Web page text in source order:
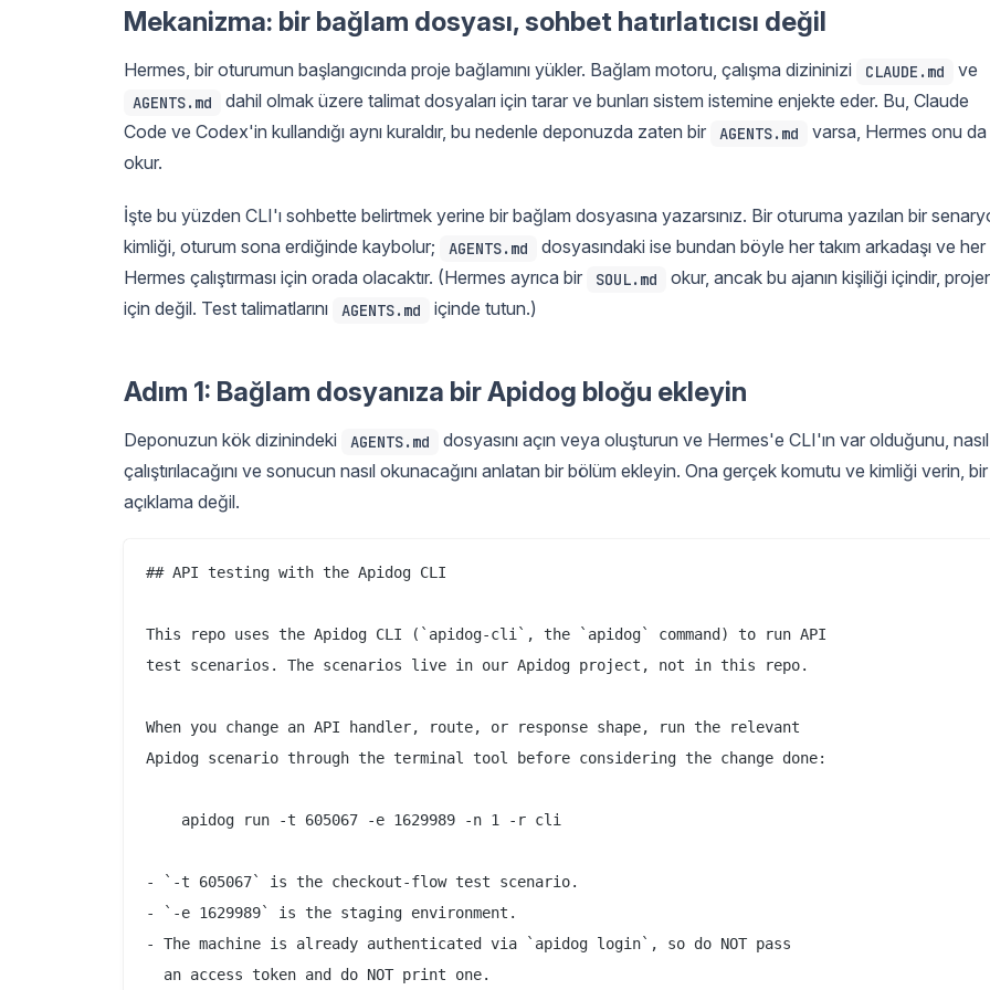
Mekanizma: bir bağlam dosyası, sohbet hatırlatıcısı değil
Hermes, bir oturumun başlangıcında proje bağlamını yükler. Bağlam motoru, çalışma dizininizi CLAUDE.md ve
AGENTS.md
dahil olmak üzere talimat dosyaları için tarar ve bunları sistem istemine enjekte eder. Bu, Claude
Code ve Codex'in kullandığı aynı kuraldır, bu nedenle deponuzda zaten bir
AGENTS.md
varsa, Hermes onu da
okur.
İşte bu yüzden CLI'ı sohbette belirtmek yerine bir bağlam dosyasına yazarsınız. Bir oturuma yazılan bir
kimliği, oturum sona erdiğinde kaybolur;
AGENTS.md
dosyasındaki ise bundan böyle her takım arkadaşı ve her
Hermes çalıştırması için orada olacaktır. (Hermes ayrıca bir
SOUL.md
okur, ancak bu ajanın kişiliği içindir,
için değil. Test talimatlarını
AGENTS.md içinde tutun.)
Adım 1: Bağlam dosyanıza bir Apidog bloğu ekleyin
Deponuzun kök dizinindeki AGENTS.md
dosyasını açın veya oluşturun ve Hermes'e CLI'ın var olduğunu, nasıl
çalıştırılacağını ve sonucun nasıl okunacağını anlatan bir bölüm ekleyin. Ona gerçek komutu ve kimliği verin, bir
açıklama değil.
## API testing with the Apidog CLI
This repo uses the Apidog CLI (`apidog-cli`, the `apidog` command) to run API
test scenarios. The scenarios live in our Apidog project, not in this repo.
When you change an API handler, route, or response shape, run the relevant
Apidog scenario through the terminal tool before considering the change done:
    apidog run -t 605067 -e 1629989 -n 1 -r cli
- `-t 605067` is the checkout-flow test scenario.
- `-e 1629989` is the staging environment.
- The machine is already authenticated via `apidog login`, so do NOT pass
  an access token and do NOT print one.